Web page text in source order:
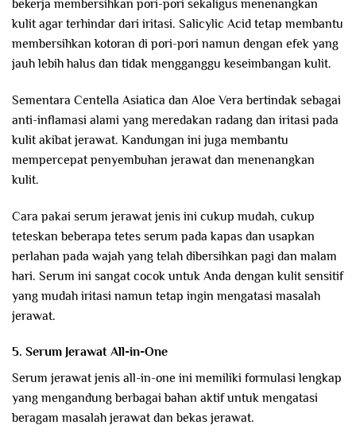
bekerja membersihkan pori-pori sekaligus menenangkan
kulit agar terhindar dari iritasi. Salicylic Acid tetap membantu
membersihkan kotoran di pori-pori namun dengan efek yang
jauh lebih halus dan tidak mengganggu keseimbangan kulit.
Sementara Centella Asiatica dan Aloe Vera bertindak sebagai
anti-inflamasi alami yang meredakan radang dan iritasi pada
kulit akibat jerawat. Kandungan ini juga membantu
mempercepat penyembuhan jerawat dan menenangkan
kulit.
Cara pakai serum jerawat jenis ini cukup mudah, cukup
teteskan beberapa tetes serum pada kapas dan usapkan
perlahan pada wajah yang telah dibersihkan pagi dan malam
hari. Serum ini sangat cocok untuk Anda dengan kulit sensitif
yang mudah iritasi namun tetap ingin mengatasi masalah
jerawat.
5. Serum Jerawat All-in-One
Serum jerawat jenis all-in-one ini memiliki formulasi lengkap
yang mengandung berbagai bahan aktif untuk mengatasi
beragam masalah jerawat dan bekas jerawat.